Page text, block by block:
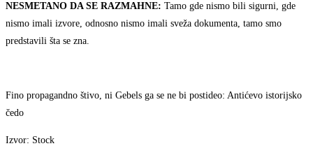
NESMETANO DA SE RAZMAHNE: Tamo gde nismo bili sigurni, gde
nismo imali izvore, odnosno nismo imali sveža dokumenta, tamo smo
predstavili šta se zna.
Fino propagandno štivo, ni Gebels ga se ne bi postideo: Antićevo istorijsko
čedo
Izvor: Stock